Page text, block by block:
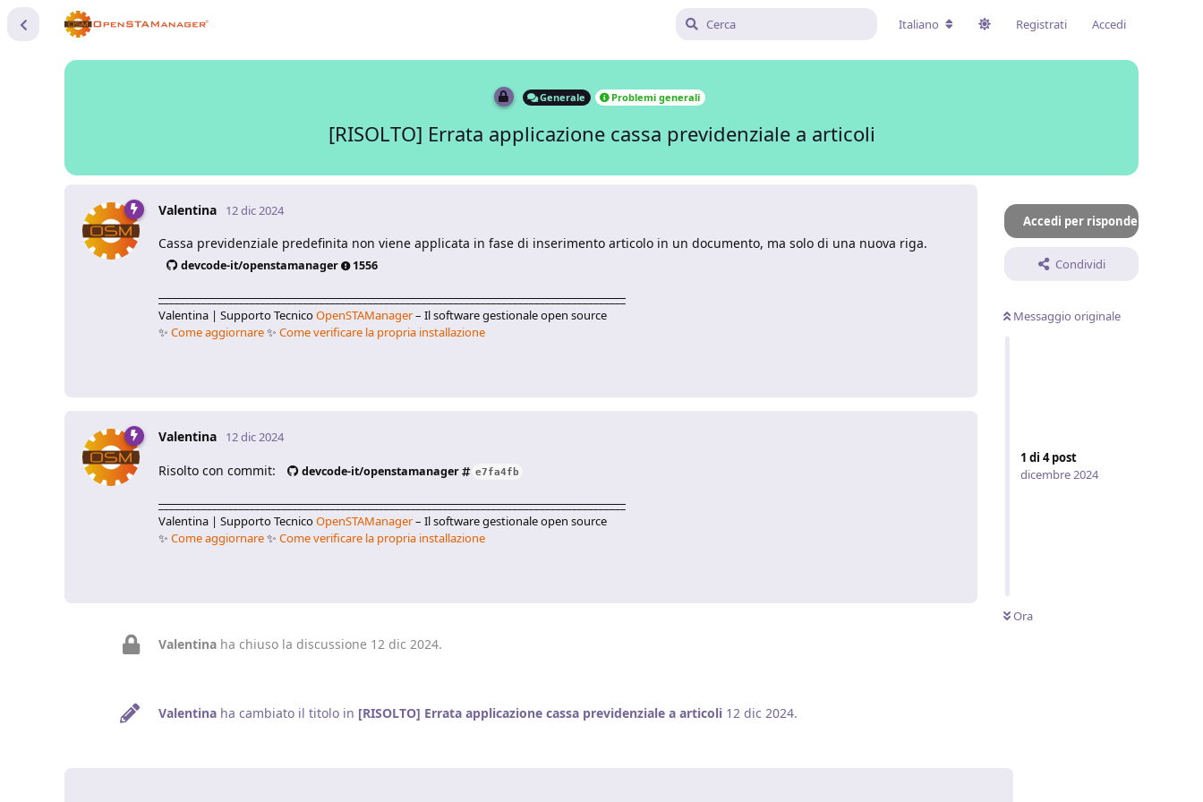
Italiano Registrati Accedi
Generale Problemi generali
[RISOLTO] Errata applicazione cassa previdenziale a articoli
Accedi per rispondere
Condividi
Messaggio originale
1 di 4post
dicembre 2024
Ora
Valentina 12 dic 2024
Cassa previdenziale predefinita non viene applicata in fase di inserimento articolo in un documento, ma solo di una nuova riga.
devcode-it/openstamanager 1556
_______________________________________________________________________________________
Valentina | Supporto TecnicoOpenSTAManager– Il software gestionale open source
✨ Come aggiornare✨ Come verificare la propria installazione
Valentina 12 dic 2024
Risolto con commit: devcode-it/openstamanager e7fa4fb
_______________________________________________________________________________________
Valentina | Supporto TecnicoOpenSTAManager– Il software gestionale open source
✨ Come aggiornare✨ Come verificare la propria installazione
Valentina ha chiuso la discussione 12 dic 2024.
Valentina ha cambiato il titolo in [RISOLTO] Errata applicazione cassa previdenziale a articoli 12 dic 2024.